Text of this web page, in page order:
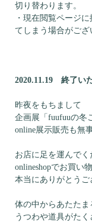
切り替わります。
・現在閲覧ページ
てしまう場合がござ
2020.11.19 終了い
昨夜をもちまして
企画展「fuufuuの冬
online展示販売も無
お店に足を運んでく
onlineshopでお買い
本当にありがとうご
体の中からあたた
うつわや道具がたく